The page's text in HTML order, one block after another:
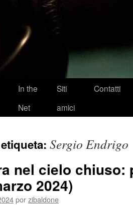
In the
Net
Siti
amici
Contatti
Sergio Endrigo
nel cielo chiuso:
2024)
porzibaldone